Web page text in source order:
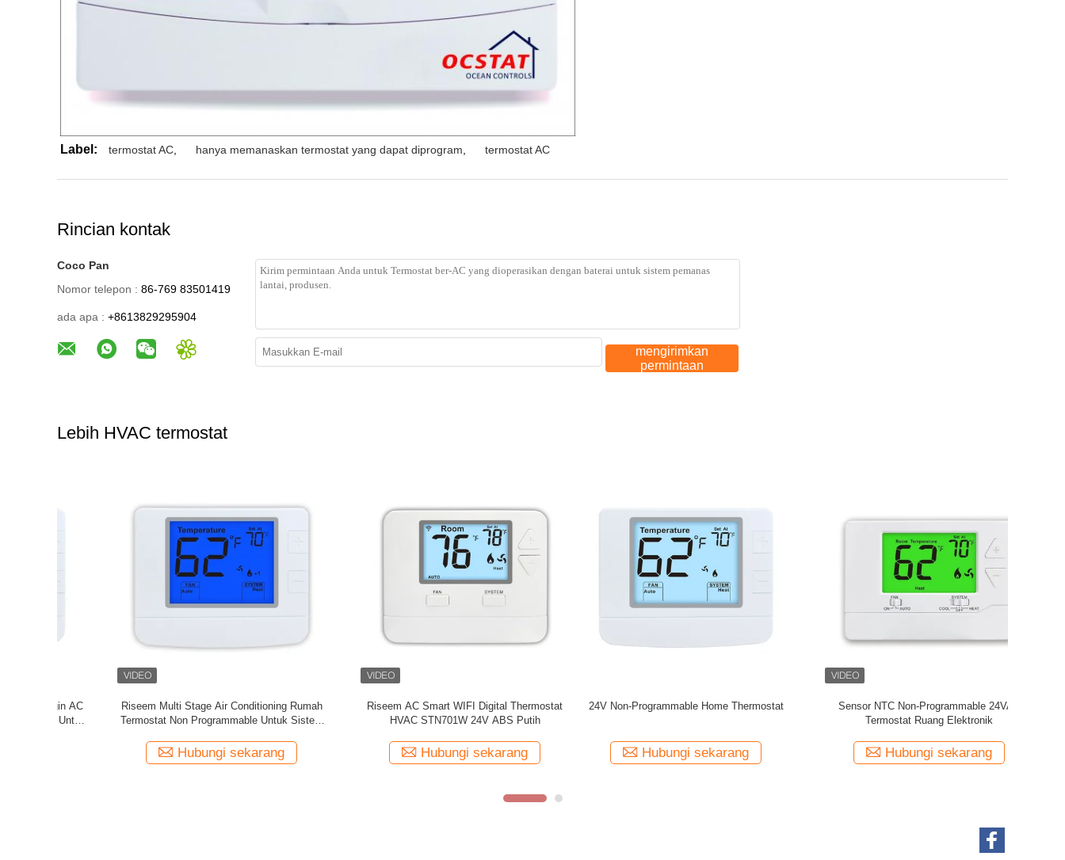
Label: termostat AC hanya memanaskan termostat yang dapat diprogram termostat AC
Rincian kontak
Coco Pan
Nomor telepon : 86-769 83501419
ada apa : +8613829295904
mengirimkan
permintaan
Lebih HVAC termostat
24V Non-Programmable Home Thermostat
Hubungi sekarang
Sensor NTC Non-Programmable 24VAC
Termostat Ruang Elektronik
Hubungi sekarang
OEM 24V Electronic Room Thermostat
Hubungi sekarang
LCD ABS PC Baru 5 1 1 Termostat Ruang
yang Dapat Diprogram Untuk Sistem HVAC
Hubungi sekarang